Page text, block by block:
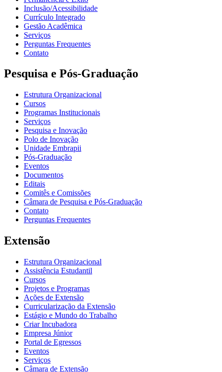
Inclusão/Acessibilidade
Currículo Integrado
Gestão Acadêmica
Serviços
Perguntas Frequentes
Contato
Pesquisa e Pós-Graduação
Estrutura Organizacional
Cursos
Programas Institucionais
Serviços
Pesquisa e Inovação
Polo de Inovação
Unidade Embrapii
Pós-Graduação
Eventos
Documentos
Editais
Comitês e Comissões
Câmara de Pesquisa e Pós-Graduação
Contato
Perguntas Frequentes
Extensão
Estrutura Organizacional
Assistência Estudantil
Cursos
Projetos e Programas
Ações de Extensão
Curricularização da Extensão
Estágio e Mundo do Trabalho
Criar Incubadora
Empresa Júnior
Portal de Egressos
Eventos
Serviços
Câmara de Extensão